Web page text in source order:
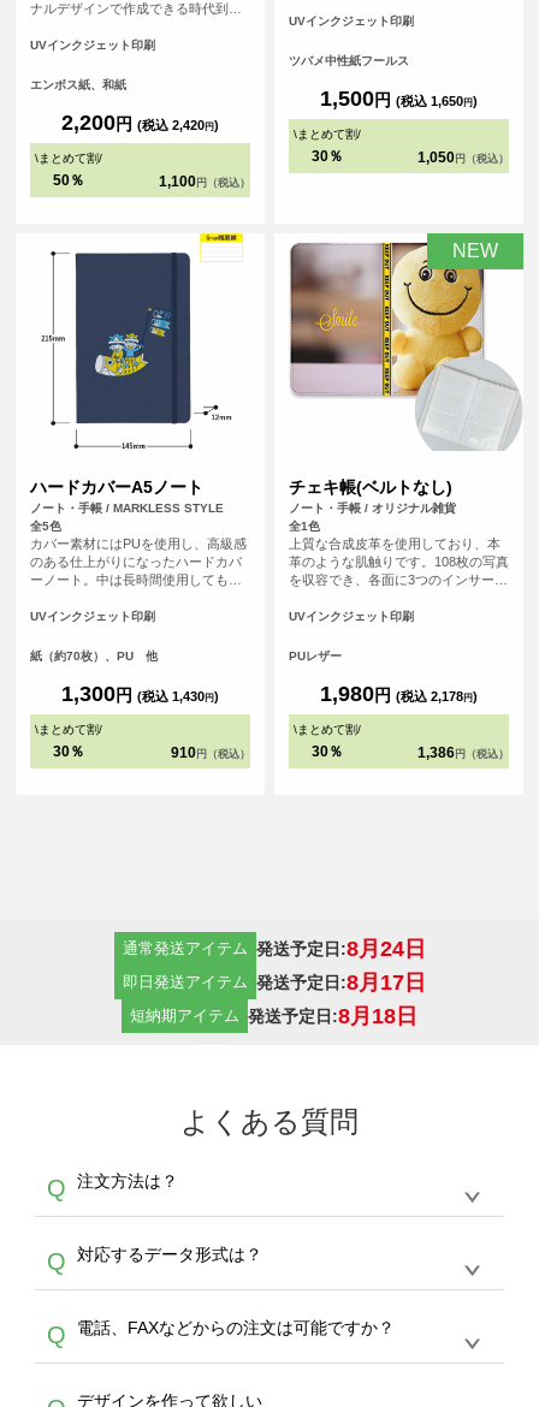
ナルデザインで作成できる時代到
で作ったデザインをプリントしてMY
好きな友だちへのプレゼントなどに
で、初詣などで他の人と差をつけよ
う！ 表紙の紙は光に当てると微妙に
輝く和風な仕上げになっています。
印帳です。
UVインクジェット印刷
エンボス紙、和紙
2,200円 (税込 2,420円)
\まとめて割/
50％ 1,100 円（税込）
ジタルのグラフィックもプリント可
なれること間違いなしのアイテムで
UVインクジェット印刷
ツバメ中性紙フールス
1,500円 (税込 1,650円)
\まとめて割/
30％ 1,050 円（税込）
ハードカバーA5ノート
ノート・手帳 / MARKLESS STYLE
全5色
カバー素材にはPUを使用し、高級感
のある仕上がりになったハードカバ
ーノート。中は長時間使用しても目
の色味や幅にもこだわっています。
UVインクジェット印刷
紙（約70枚）、PU 他
1,300円 (税込 1,430円)
\まとめて割/
30％ 910 円（税込）
NEW
チェキ帳(ベルトなし)
ノート・手帳 / オリジナル雑貨
全1色
上質な合成皮革を使用しており、本
革のような肌触りです。108枚の写真
を収容でき、各面に3つのインサート
示に最適です。 チェキを収納する推
フォトブックとしても便利なアイテ
UVインクジェット印刷
PUレザー
1,980円 (税込 2,178円)
\まとめて割/
30％ 1,386 円（税込）
通常発送アイテム 発送予定日:8月24日
即日発送アイテム 発送予定日:8月17日
短納期アイテム 発送予定日:8月18日
よくある質問
Q 注文方法は？
A
生産にて承っております。デザインツールから
デザインの作成から決済まで完了できます。
30枚以上やシルク印刷など、大口注文の場合
は、サポートが担当するエコバッグコンシェル
やタンブラーコンシェルをご利用ください。製
作する数量が多ければ多いほど、オンデマンド
Q 対応するデータ形式は？
A
ドできるデータ形式は、JPG / PNG / AI / PSD /
PDF 形式になります。データの最大サイズ
Q 電話、FAXなどからの注文は可能ですか？
A デザインを作って欲しい